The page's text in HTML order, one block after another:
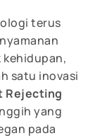
terus
kehidupan,
satu inovasi
Rejecting
yang
pada